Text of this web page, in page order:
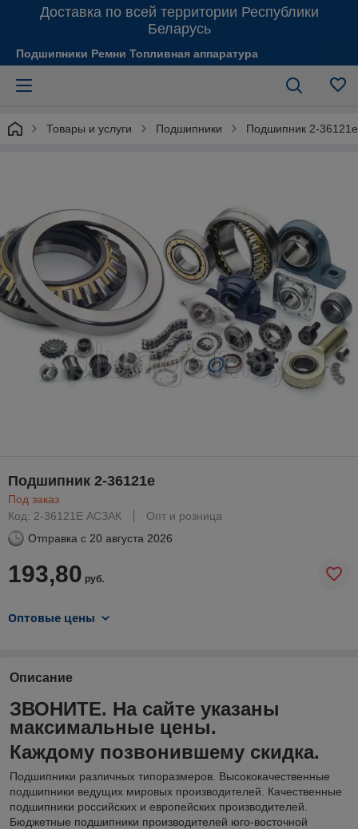
Доставка по всей территории Республики
Беларусь
Подшипники Ремни Топливная аппаратура
Товары и услуги Подшипники Подшипник 2-36121е
Подшипник 2-36121е
Под заказ
Код: 2-36121Е АСЗАК
Опт и розница
Отправка с 20 августа 2026
193,80 руб.
Оптовые цены
Описание
ЗВОНИТЕ. На сайте указаны
максимальные цены.
Каждому позвонившему скидка.
Подшипники различных типоразмеров. Высококачественные
подшипники ведущих мировых производителей. Качественные
подшипники российских и европейских производителей.
Бюджетные подшипники производителей юго-восточной